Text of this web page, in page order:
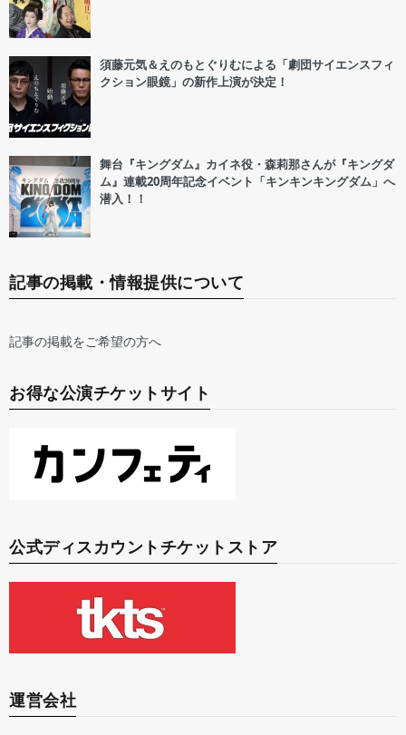
須藤元気＆えのもとぐりむによる「劇団サイエンスフィ
クション眼鏡」の新作上演が決定！
舞台『キングダム』カイネ役・森莉那さんが『キングダ
ム』連載20周年記念イベント「キンキンキングダム」へ
潜入！！
記事の掲載・情報提供について
記事の掲載をご希望の方へ
お得な公演チケットサイト
公式ディスカウントチケットストア
運営会社